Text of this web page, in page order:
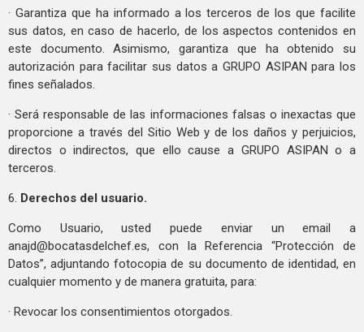
· Garantiza que ha informado a los terceros de los que facilite
sus datos, en caso de hacerlo, de los aspectos contenidos en
este documento. Asimismo, garantiza que ha obtenido su
autorización para facilitar sus datos a GRUPO ASIPAN para los
fines señalados.
· Será responsable de las informaciones falsas o inexactas que
proporcione a través del Sitio Web y de los daños y perjuicios,
directos o indirectos, que ello cause a GRUPO ASIPAN o a
terceros.
6. Derechos del usuario.
Como Usuario, usted puede enviar un email a
anajd@bocatasdelchef.es, con la Referencia “Protección de
Datos”, adjuntando fotocopia de su documento de identidad, en
cualquier momento y de manera gratuita, para:
· Revocar los consentimientos otorgados.